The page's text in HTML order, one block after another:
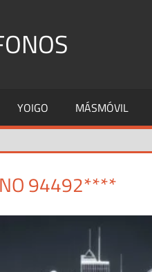
YOIGO MÁSMÓVIL
94492****